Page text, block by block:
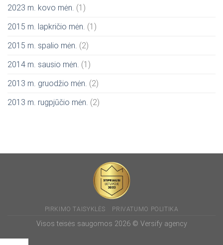
2023 m. kovo mėn. (1)
2015 m. lapkričio mėn. (1)
2015 m. spalio mėn. (2)
2014 m. sausio mėn. (1)
2013 m. gruodžio mėn. (2)
2013 m. rugpjūčio mėn. (2)
PIRKIMO TAISYKLĖS PRIVATUMO POLITIKA
Visos teisės saugomos 2026 © Versify agency